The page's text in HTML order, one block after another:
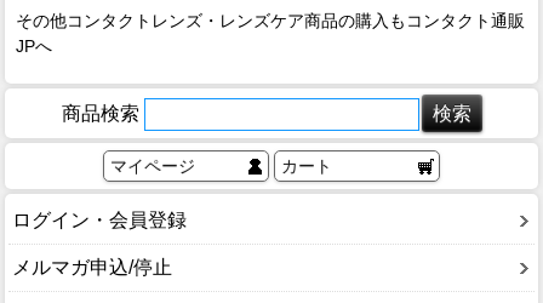
その他コンタクトレンズ・レンズケア商品の購入もコンタクト通販
JPへ
商品検索
マイページ カート
ログイン・会員登録
メルマガ申込/停止